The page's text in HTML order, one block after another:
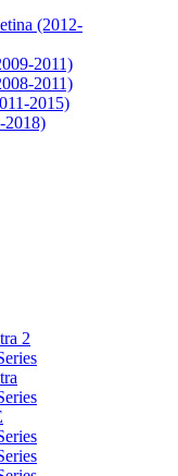
(2012-
2011)
2011)
2015)
2018)
2